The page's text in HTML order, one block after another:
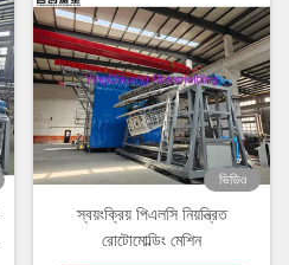
ভিডিও
স্বয়ংক্রিয় পিএলসি নিয়ন্ত্রিত
রোটোমোল্ডিং মেশিন